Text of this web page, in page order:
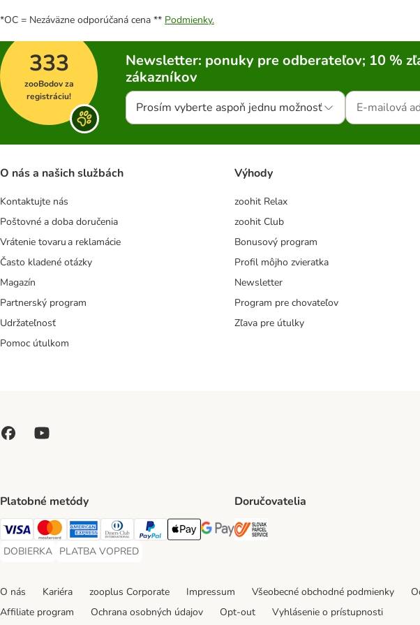
*OC = Nezáväzne odporúčaná cena ** Podmienky.
333
zooBodov za
registráciu!
Newsletter: ponuky pre odberateľov; 10 %
zákazníkov
Prosím vyberte aspoň jednu možnosť
O nás a našich službách
Kontaktujte nás
Poštovné a doba doručenia
Vrátenie tovaru a reklamácie
Často kladené otázky
Magazín
Partnerský program
Udržateľnosť
Pomoc útulkom
Výhody
zoohit Relax
zoohit Club
Bonusový program
Profil môjho zvieratka
Newsletter
Program pre chovateľov
Zľava pre útulky
Platobné metódy
Visa Payment Method
Mastercard Payment Method
American Express Payment Method
Diners Club Payment Method
PayPal Payment Method
Apple Pay Payment Method
Google Pay Payment Method
DOBIERKA
DOBIERKA Payment Method
PLATBA VOPRED
PLATBA VOPRED Payment Method
Doručovatelia
O nás Kariéra zooplus Corporate Impressum Všeobecné obchodné podmienky
Affiliate program
Ochrana osobných údajov Opt-out Vyhlásenie o prístupnosti